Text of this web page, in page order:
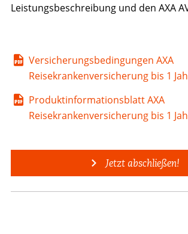
Leistungsbeschreibung und den AXA
Versicherungsbedingungen AXA
Reisekrankenversicherung bis 1
Produktinformationsblatt AXA
Reisekrankenversicherung bis 1
Jetzt abschließen!